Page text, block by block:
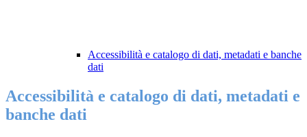
Accessibilità e catalogo di dati, metadati e banche
dati
Accessibilità e catalogo di dati, metadati e
banche dati